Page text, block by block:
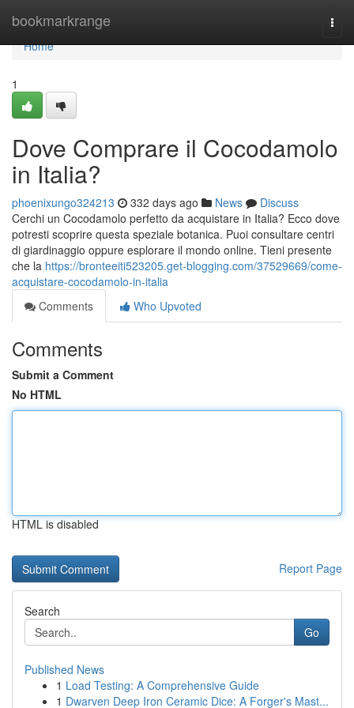
bookmarkrange
Home
Home
1
Dove Comprare il Cocodamolo
in Italia?
phoenixungo324213 332 days ago News
Discuss
Cerchi un Cocodamolo perfetto da acquistare in Italia? Ecco dove
potresti scoprire questa speziale botanica. Puoi consultare centri
di giardinaggio oppure esplorare il mondo online. Tieni presente
che la https://bronteeiti523205.get-blogging.com/37529669/come-
acquistare-cocodamolo-in-italia
Comments
Who Upvoted
Comments
Submit a Comment
No HTML
HTML is disabled
Report Page
Search
Go
Published News
1 Load Testing: A Comprehensive Guide
1 Dwarven Deep Iron Ceramic Dice: A Forger's Mast...